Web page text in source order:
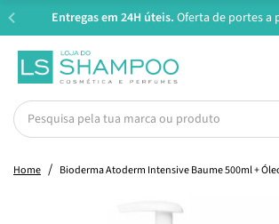
Entregas em 24H úteis. Oferta de portes a
Home Bioderma Atoderm Intensive Baume 500ml +